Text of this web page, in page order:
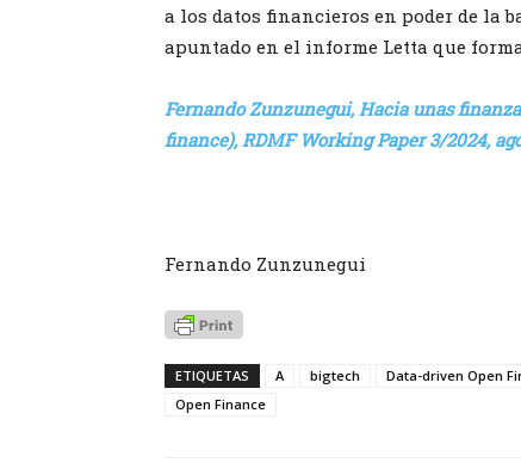
a los datos financieros en poder de la
apuntado en el informe Letta que
Fernando Zunzunegui, Hacia unas
finance), RDMF Working Paper 3/2024,
Fernando Zunzunegui
ETIQUETAS A bigtech Data-driven Open
Open Finance